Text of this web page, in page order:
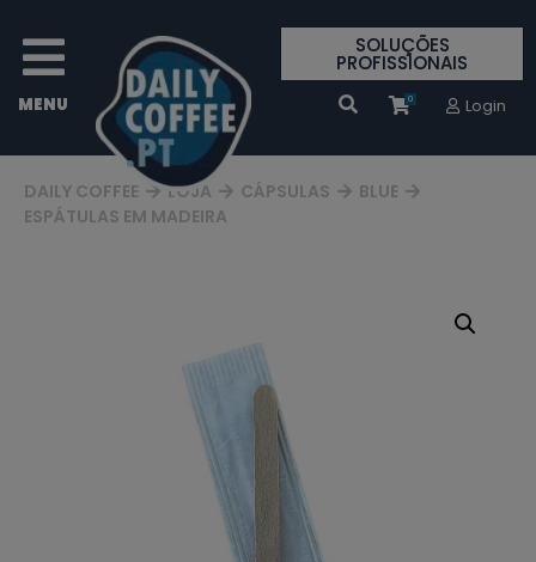
SOLUÇÕES
PROFISSIONAIS
0 Login
DAILY COFFEE LOJA CÁPSULAS
BLUE
ESPÁTULAS EM MADEIRA